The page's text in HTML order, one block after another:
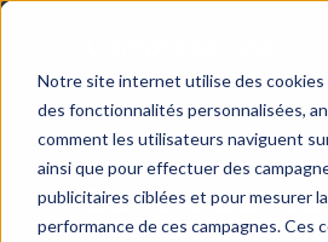
Notre site internet utilise des cookies
des fonctionnalités personnalisées,
comment les utilisateurs naviguent
ainsi que pour effectuer des
publicitaires ciblées et pour mesurer la
performance de ces campagnes. Ces
Centre de